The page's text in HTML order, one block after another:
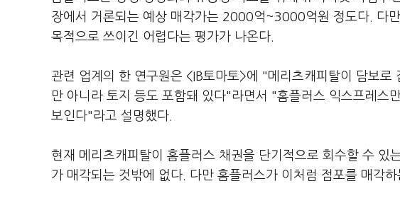
장에서 거론되는 예상 매각가는 2000억~3000억원 정도다. 다
목적으로 쓰이긴 어렵다는 평가가 나온다.
관련 업계의 한 연구원은 <IB토마토>에 "메리츠캐피탈이 담보
만 아니라 토지 등도 포함돼 있다"라면서 "홈플러스 익스프레스
보인다"라고 설명했다.
현재 메리츠캐피탈이 홈플러스 채권을 단기적으로 회수할 수 있
가 매각되는 것밖에 없다. 다만 홈플러스가 이처럼 점포를 매각하